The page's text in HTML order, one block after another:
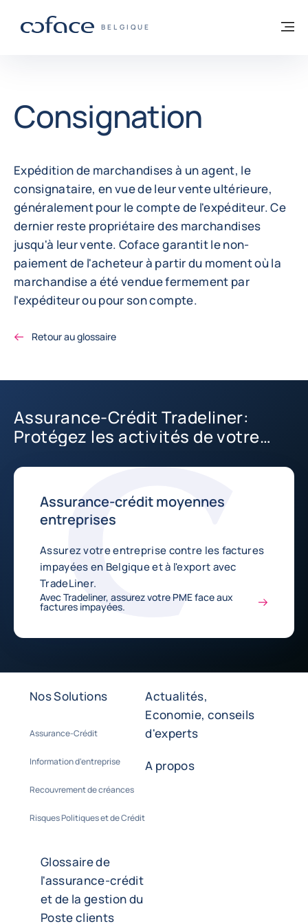
COFACE, FOR TRADE - PAGE D'ACCUEIL
BELGIQUE
Retour à la page d'accueil
Consignation
Expédition de marchandises à un agent, le
consignataire, en vue de leur vente ultérieure,
généralement pour le compte de l'expéditeur. Ce
dernier reste propriétaire des marchandises
jusqu'à leur vente. Coface garantit le non-
paiement de l'acheteur à partir du moment où la
marchandise a été vendue fermement par
l'expéditeur ou pour son compte.
Retour au glossaire
Assurance-Crédit Tradeliner:
Protégez les activités de votre
Assurance-crédit moyennes
entreprises
Assurez votre entreprise contre les factures
impayées en Belgique et à l'export avec
TradeLiner.
Avec Tradeliner, assurez votre PME face aux
factures impayées.
Nos Solutions
Assurance-Crédit
Information d'entreprise
Recouvrement de créances
Risques Politiques et de Crédit
Actualités,
Economie, conseils
d'experts
A propos
Glossaire de
l'assurance-crédit
et de la gestion du
Poste clients